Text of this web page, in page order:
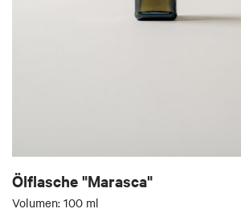
Ölflasche "Marasca"
Volumen: 100 ml